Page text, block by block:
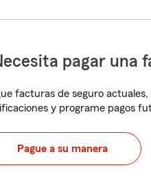
pagar una
facturas de seguro
y programe pagos
Pague a su manera